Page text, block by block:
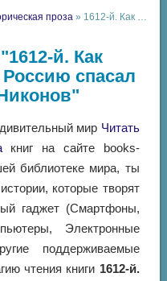
проза » 1612-й. Как Нижний Новгород Россию спасал - Вячеслав Никонов
й. Как
спасал
мир Читать
книг на сайте books-
библиотеке мира, ты
которые творят
гаджет (Смартфоны,
Электронные
поддерживаемые
чтения книги 1612-й.